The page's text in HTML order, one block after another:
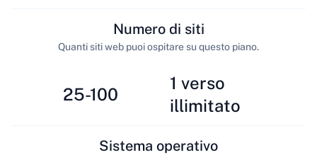
25-100
Numero di siti
Quanti siti web puoi ospitare su questo piano.
1 verso
illimitato
Sistema operativo